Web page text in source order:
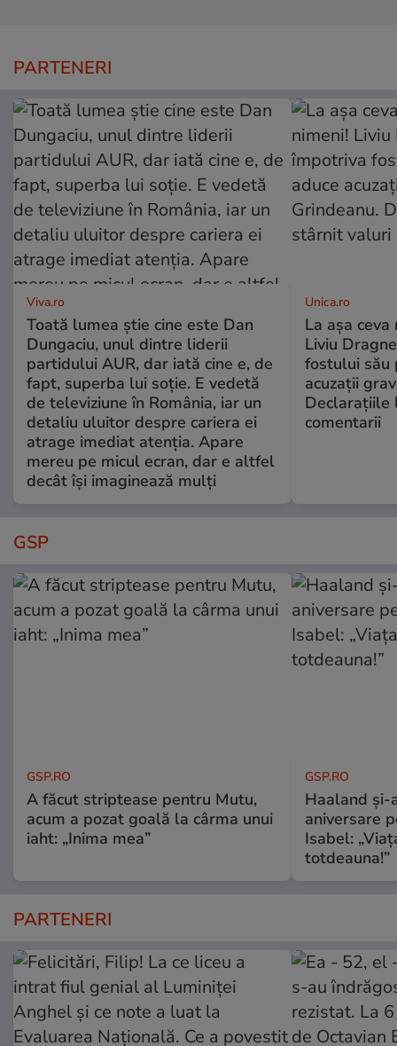
PARTENERI
Viva.ro
Toată lumea știe cine este Dan
Dungaciu, unul dintre liderii
partidului AUR, dar iată cine e, de
fapt, superba lui soție. E vedetă
de televiziune în România, iar un
detaliu uluitor despre cariera ei
atrage imediat atenția. Apare
mereu pe micul ecran, dar e altfel
decât își imaginează mulți
Unica.ro
La așa
Liviu
fostului său
acuzații
Declarațiile
comentarii
GSP
GSP.RO
A făcut striptease pentru Mutu,
acum a pozat goală la cârma unui
iaht: „Inima mea”
GSP.RO
Haaland
aniversare
Isabel:
totdeauna!”
PARTENERI